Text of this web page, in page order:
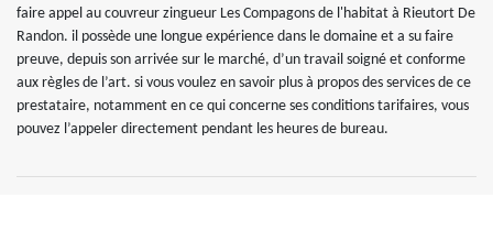
faire appel au couvreur zingueur Les Compagons de l'habitat à Rieutort De
Randon. il possède une longue expérience dans le domaine et a su faire
preuve, depuis son arrivée sur le marché, d’un travail soigné et conforme
aux règles de l’art. si vous voulez en savoir plus à propos des services de ce
prestataire, notamment en ce qui concerne ses conditions tarifaires, vous
pouvez l’appeler directement pendant les heures de bureau.